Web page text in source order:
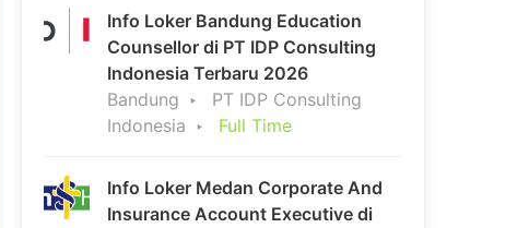
Info Loker Bandung Education
Counsellor di PT IDP Consulting
Indonesia Terbaru 2026
Bandung
PT IDP Consulting
Indonesia
Full Time
Info Loker Medan Corporate And
Insurance Account Executive di